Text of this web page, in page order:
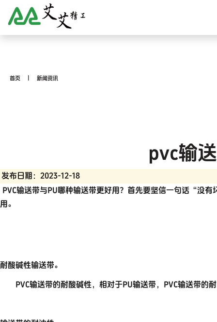
首页 新闻资讯
pvc输
发布日期：2023-12-18
PVC输送带与PU哪种输送带更好用？首先要坚信一句话“没
用。
耐酸碱性输送带。
PVC输送带的耐酸碱性， 相对于PU输送带 ，PVC输送带的